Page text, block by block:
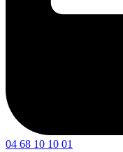
04 68 10 10 01